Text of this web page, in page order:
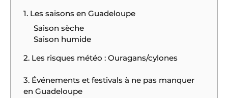
1. Les saisons en Guadeloupe
Saison sèche
Saison humide
2. Les risques météo : Ouragans/cylones
3. Événements et festivals à ne pas manquer
en Guadeloupe